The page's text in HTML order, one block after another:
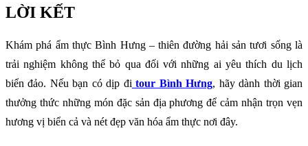
LỜI KẾT
Khám phá ẩm thực Bình Hưng – thiên đường hải sản tươi sống là
trải nghiệm không thể bỏ qua đối với những ai yêu thích du lịch
biển đảo. Nếu bạn có dịp đi tour Bình Hưng, hãy dành thời gian
thưởng thức những món đặc sản địa phương để cảm nhận trọn vẹn
hương vị biển cả và nét đẹp văn hóa ẩm thực nơi đây.